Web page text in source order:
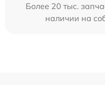
Более 20 тыс.
наличии на